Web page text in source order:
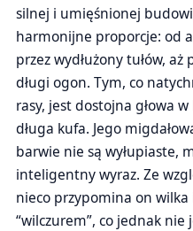
silnej i umięśnionej
harmonijne proporcje: od
przez wydłużony tułów,
długi ogon. Tym, co
rasy, jest dostojna głowa
długa kufa. Jego
barwie nie są wyłupiaste,
inteligentny wyraz. Ze
nieco przypomina on
“wilczurem”, co jednak